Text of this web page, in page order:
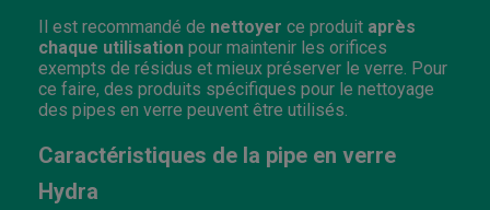
Il est recommandé de nettoyer ce produit après
chaque utilisation pour maintenir les orifices
exempts de résidus et mieux préserver le verre. Pour
ce faire, des produits spécifiques pour le nettoyage
des pipes en verre peuvent être utilisés.
Caractéristiques de la pipe en verre
Hydra